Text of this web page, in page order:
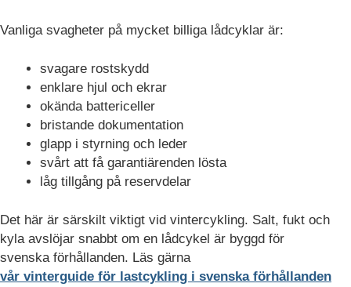
Vanliga svagheter på mycket billiga lådcyklar är:
svagare rostskydd
enklare hjul och ekrar
okända battericeller
bristande dokumentation
glapp i styrning och leder
svårt att få garantiärenden lösta
låg tillgång på reservdelar
Det här är särskilt viktigt vid vintercykling. Salt, fukt och
kyla avslöjar snabbt om en lådcykel är byggd för
svenska förhållanden. Läs gärna
vår vinterguide för lastcykling i svenska förhållanden